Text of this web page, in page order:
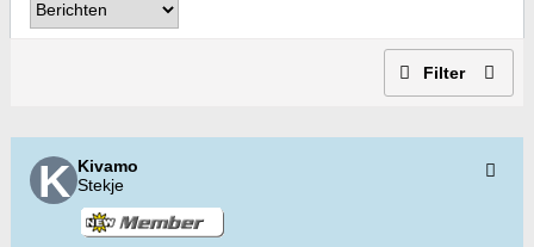
Filter
Kivamo
Stekje